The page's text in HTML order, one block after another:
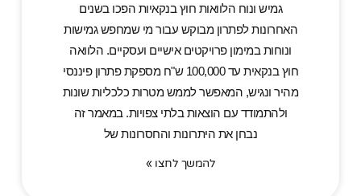
גמיש ונוח הלוואות חוץ בנקאיות הפכו בשנים
האחרונות לפתרון מבוקש עבור מי שמחפש גמישות
ונוחות במימון פרויקטים אישיים ועסקיים. הלוואה
חוץ בנקאית עד 100,000 ש"ח מספקת פתרון פיננסי
מהיר ונגיש, המאפשר לממש מטרות כלכליות שונות
ולהתמודד עם הוצאות בלתי צפויות. במאמר זה
נבחן את היתרונות והחסרונות של
להמשך לחצו »